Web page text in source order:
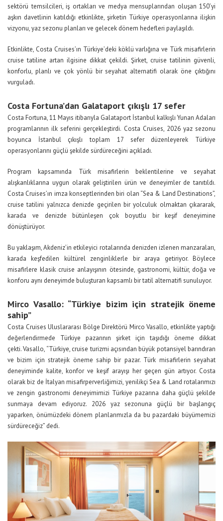
sektörü temsilcileri, iş ortakları ve medya mensuplarından oluşan 150’yi
aşkın davetlinin katıldığı etkinlikte, şirketin Türkiye operasyonlarına ilişkin
vizyonu, yaz sezonu planları ve gelecek dönem hedefleri paylaşıldı.
Etkinlikte, Costa Cruises’ın Türkiye’deki köklü varlığına ve Türk misafirlerin
cruise tatiline artan ilgisine dikkat çekildi. Şirket, cruise tatilinin güvenli,
konforlu, planlı ve çok yönlü bir seyahat alternatifi olarak öne çıktığını
vurguladı.
Costa Fortuna’dan Galataport çıkışlı 17 sefer
Costa Fortuna, 11 Mayıs itibarıyla Galataport İstanbul kalkışlı Yunan Adaları
programlarının ilk seferini gerçekleştirdi. Costa Cruises, 2026 yaz sezonu
boyunca İstanbul çıkışlı toplam 17 sefer düzenleyerek Türkiye
operasyonlarını güçlü şekilde sürdüreceğini açıkladı.
Program kapsamında Türk misafirlerin beklentilerine ve seyahat
alışkanlıklarına uygun olarak geliştirilen ürün ve deneyimler de tanıtıldı.
Costa Cruises’ın imza konseptlerinden biri olan “Sea & Land Destinations”,
cruise tatilini yalnızca denizde geçirilen bir yolculuk olmaktan çıkararak,
karada ve denizde bütünleşen çok boyutlu bir keşif deneyimine
dönüştürüyor.
Bu yaklaşım, Akdeniz’in etkileyici rotalarında denizden izlenen manzaraları,
karada keşfedilen kültürel zenginliklerle bir araya getiriyor. Böylece
misafirlere klasik cruise anlayışının ötesinde, gastronomi, kültür, doğa ve
konforu aynı deneyimde buluşturan kapsamlı bir tatil alternatifi sunuluyor.
Mirco Vasallo: “Türkiye bizim için stratejik öneme
sahip”
Costa Cruises Uluslararası Bölge Direktörü Mirco Vasallo, etkinlikte yaptığı
değerlendirmede Türkiye pazarının şirket için taşıdığı öneme dikkat
çekti. Vasallo, “Türkiye, cruise turizmi açısından büyük potansiyel barındıran
ve bizim için stratejik öneme sahip bir pazar. Türk misafirlerin seyahat
deneyiminde kalite, konfor ve keşif arayışı her geçen gün artıyor. Costa
olarak biz de İtalyan misafirperverliğimizi, yenilikçi Sea & Land rotalarımızı
ve zengin gastronomi deneyimimizi Türkiye pazarına daha güçlü şekilde
sunmaya devam ediyoruz. 2026 yaz sezonuna güçlü bir başlangıç
yaparken, önümüzdeki dönem planlarımızla da bu pazardaki büyümemizi
sürdüreceğiz” dedi.